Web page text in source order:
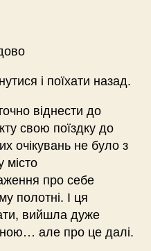
і поїхати назад.
віднести до
свою поїздку до
очікувань не було з
місто
про себе
полотні. І ця
вийшла дуже
але про це далі.